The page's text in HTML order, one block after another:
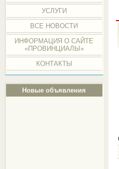
УСЛУГИ
ВСЕ НОВОСТИ
ИНФОРМАЦИЯ О САЙТЕ
«ПРОВИНЦИАЛЫ»
КОНТАКТЫ
Новые объявления